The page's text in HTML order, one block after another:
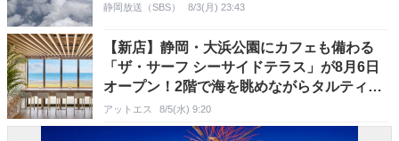
静岡放送（SBS） 8/3(月) 23:43
​【新店】静岡・大浜公園にカフェも備わる
「ザ・サーフ シーサイドテラス」が8月6日
オープン！2階で海を眺めながらタルティー
ヌやスイーツを
アットエス 8/5(水) 9:20